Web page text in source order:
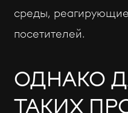
среды,
посетителей.
ОДНАКО
ТАКИХ